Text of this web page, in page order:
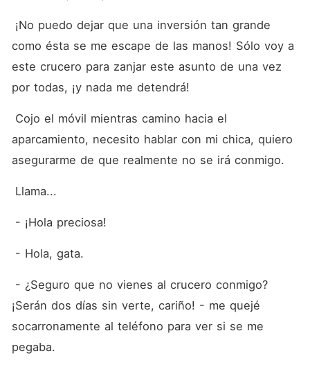
como ésta se me escape de las manos! Sólo voy a
este crucero para zanjar este asunto de una vez
por todas, ¡y nada me detendrá!
aparcamiento, necesito hablar con mi chica, quiero
asegurarme de que realmente no se irá conmigo.
Llama...
- ¡Hola preciosa!
- Hola, gata.
¡Serán dos días sin verte, cariño! - me quejé
socarronamente al teléfono para ver si se me
pegaba.